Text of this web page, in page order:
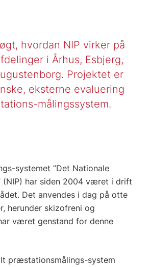
hvordan NIP virker på
i Århus, Esbjerg,
Projektet er
eksterne evaluering
målingssystem.
systemet ”Det Nationale
(NIP) har siden 2004 været i drift
Det anvendes i dag på otte
herunder skizofreni og
været genstand for denne
præstationsmålings-system